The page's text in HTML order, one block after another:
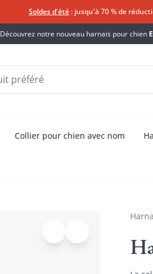
Soldes d'été : jusqu'à 70 % de
Découvrez notre nouveau harnais pour chien
Collier pour chien avec nom